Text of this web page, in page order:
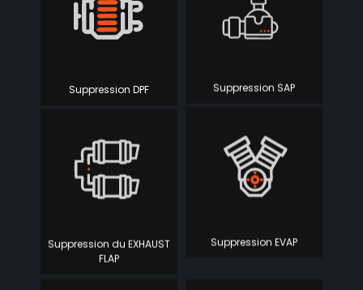
Suppression DPF Suppression SAP
Suppression du EXHAUST
FLAP
Suppression EVAP